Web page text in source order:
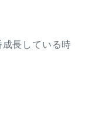
長している時